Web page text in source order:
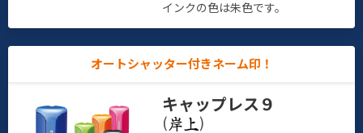
インクの色は朱色です。
オートシャッター付きネーム印！
キャップレス９
(
)